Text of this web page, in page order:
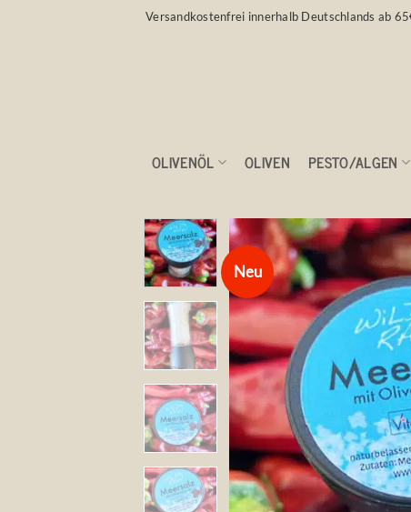
Zum
Versandkostenfrei innerhalb Deutschlands ab
OLIVENÖL OLIVEN PESTO/ALGEN
Neu